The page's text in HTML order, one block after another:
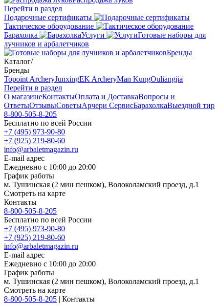
Перейти в раздел
Подарочные сертификаты
Тактическое оборудование
Барахолка
Услуги
Готовые наборы для
лучников и арбалетчиков
Бренды
Каталог/
Бренды
Topoint ArcheryJunxingEK ArcheryMan KungOuliangjia
Перейти в раздел
О магазинеКонтактыОплата и ДоставкаВопросы и
ОтветыОтзывыСоветыАрчери СервисБарахолкаВыездной тир
8-800-505-8-205
Бесплатно по всей России
+7 (495) 973-90-80
+7 (925) 219-80-60
info@arbaletmagazin.ru
E-mail адрес
Ежедневно с 10:00 до 20:00
График работы
м. Тушинская (2 мин пешком), Волоколамский проезд, д.1
Смотреть на карте
Контакты
8-800-505-8-205
Бесплатно по всей России
+7 (495) 973-90-80
+7 (925) 219-80-60
info@arbaletmagazin.ru
E-mail адрес
Ежедневно с 10:00 до 20:00
График работы
м. Тушинская (2 мин пешком), Волоколамский проезд, д.1
Смотреть на карте
8-800-505-8-205 | Контакты